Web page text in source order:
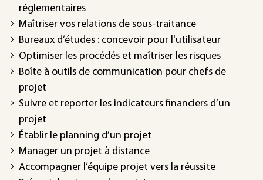
réglementaires
Maîtriser vos relations de sous-traitance
Bureaux d’études : concevoir pour l'utilisateur
Optimiser les procédés et maîtriser les risques
Boîte à outils de communication pour chefs de
projet
Suivre et reporter les indicateurs financiers d’un
projet
Établir le planning d’un projet
Manager un projet à distance
Accompagner l’équipe projet vers la réussite